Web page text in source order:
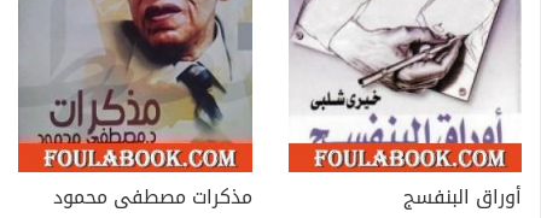
أوراق البنفسج
مذكرات مصطفى محمود